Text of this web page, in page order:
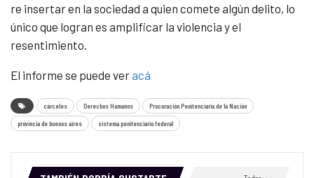
re insertar en la sociedad a quien comete algún delito, lo
único que logran es amplificar la violencia y el
resentimiento.
El informe se puede veracá
cárceles Derechos Humanos Procuración Penitenciaria de la Nación
provincia de buenos aires sistema penitenciario federal